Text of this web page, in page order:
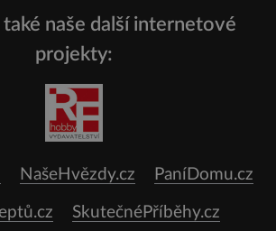
naše další internetové
projekty:
NašeHvězdy.cz PaníDomu.cz
SkutečnéPříběhy.cz